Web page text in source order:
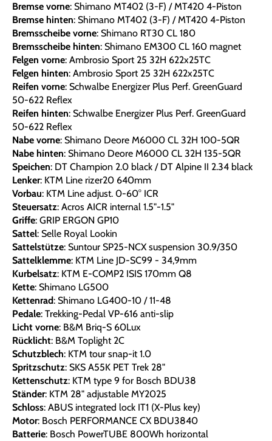
Bremse vorne: Shimano MT402 (3-F) / MT420 4-Piston
Bremse hinten: Shimano MT402 (3-F) / MT420 4-Piston
Bremsscheibe vorne: Shimano RT30 CL 180
Bremsscheibe hinten: Shimano EM300 CL 160 magnet
Felgen vorne: Ambrosio Sport 25 32H 622x25TC
Felgen hinten: Ambrosio Sport 25 32H 622x25TC
Reifen vorne: Schwalbe Energizer Plus Perf. GreenGuard
50-622 Reflex
Reifen hinten: Schwalbe Energizer Plus Perf. GreenGuard
50-622 Reflex
Nabe vorne: Shimano Deore M6000 CL 32H 100-5QR
Nabe hinten: Shimano Deore M6000 CL 32H 135-5QR
Speichen: DT Champion 2.0 black / DT Alpine II 2.34 black
Lenker: KTM Line rizer20 640mm
Vorbau: KTM Line adjust. 0-60° ICR
Steuersatz: Acros AICR internal 1.5"-1.5"
Griffe: GRIP ERGON GP10
Sattel: Selle Royal Lookin
Sattelstütze: Suntour SP25-NCX suspension 30.9/350
Sattelklemme: KTM Line JD-SC99 - 34,9mm
Kurbelsatz: KTM E-COMP2 ISIS 170mm Q8
Kette: Shimano LG500
Kettenrad: Shimano LG400-10 / 11-48
Pedale: Trekking-Pedal VP-616 anti-slip
Licht vorne: B&M Briq-S 60Lux
Rücklicht: B&M Toplight 2C
Schutzblech: KTM tour snap-it 1.0
Spritzschutz: SKS A55K PET Trek 28"
Kettenschutz: KTM type 9 for Bosch BDU38
Ständer: KTM 28" adjustable MY2025
Schloss: ABUS integrated lock IT1 (X-Plus key)
Motor: Bosch PERFORMANCE CX BDU3840
Batterie: Bosch PowerTUBE 800Wh horizontal